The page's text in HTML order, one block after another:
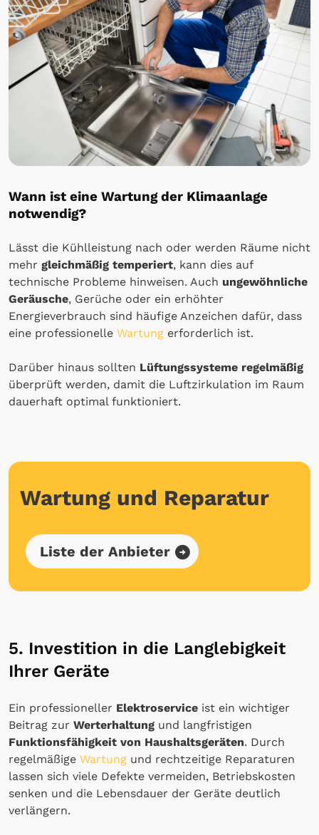
Wann ist eine Wartung der Klimaanlage
notwendig?
Lässt die Kühlleistung nach oder werden Räume nicht
mehr gleichmäßig temperiert, kann dies auf
technische Probleme hinweisen. Auch ungewöhnliche
Geräusche, Gerüche oder ein erhöhter
Energieverbrauch sind häufige Anzeichen dafür, dass
eine professionelle Wartung erforderlich ist.
Darüber hinaus sollten Lüftungssysteme regelmäßig
überprüft werden, damit die Luftzirkulation im Raum
dauerhaft optimal funktioniert.
Wartung und Reparatur
Liste der Anbieter
5. Investition in die Langlebigkeit
Ihrer Geräte
Ein professioneller Elektroservice ist ein wichtiger
Beitrag zur Werterhaltung und langfristigen
Funktionsfähigkeit von Haushaltsgeräten. Durch
regelmäßige Wartung und rechtzeitige Reparaturen
lassen sich viele Defekte vermeiden, Betriebskosten
senken und die Lebensdauer der Geräte deutlich
verlängern.